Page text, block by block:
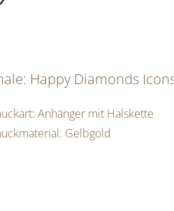
Happy Diamonds
Anhänger mit Halskette
Gelbgold